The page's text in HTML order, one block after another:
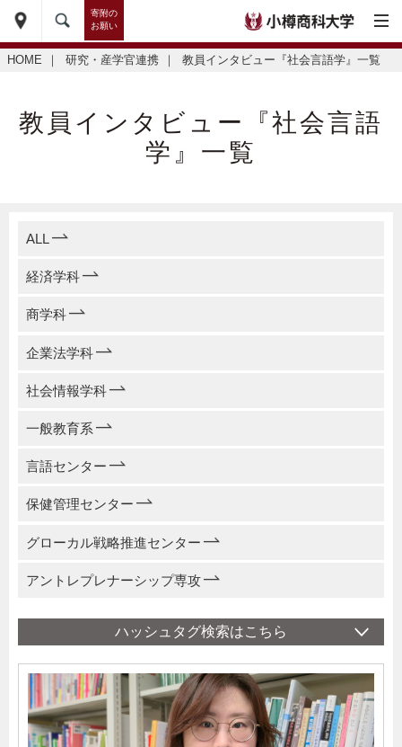
寄附の
お願い
HOME ｜ 研究・産学官連携 ｜ 教員インタビュー『社会言語学』一覧
教員インタビュー『社会言語
学』一覧
ALL
経済学科
商学科
企業法学科
社会情報学科
一般教育系
言語センター
保健管理センター
グローカル戦略推進センター
アントレプレナーシップ専攻